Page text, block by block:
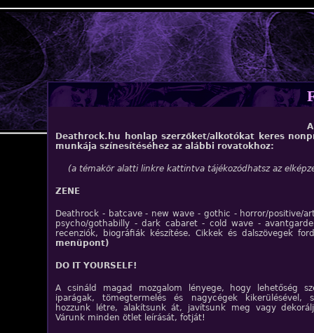
Jump to navigation
A
Deathrock.hu honlap szerzőket/alkotókat keres
munkája színesítéséhez az alábbi rovatokhoz:
(a témakör alatti linkre kattintva tájékozódhatsz az
ZENE
Deathrock - batcave - new wave - gothic - horror/positive/
psycho/gothabilly - dark cabaret - cold wave -
recenziók, biográfiák készítése. Cikkek és dalszövegek
menüpont)
DO IT YOURSELF!
A csináld magad mozgalom lényege, hogy lehetőség
iparágak, tömegtermelés és nagycégek kikerülésével,
hozzunk létre, alakítsunk át, javítsunk meg vagy
Várunk minden ötlet leírását, fotját!